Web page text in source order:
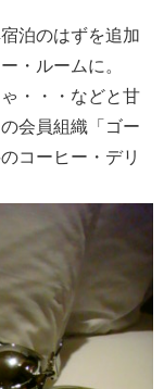
泊のはずを追加
・ルームに。
・・・などと甘
会員組織「ゴー
コーヒー・デリ